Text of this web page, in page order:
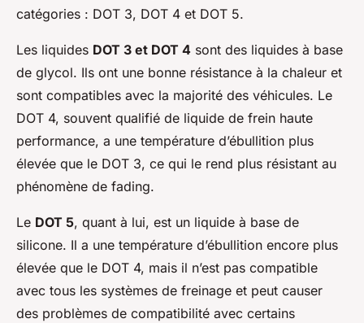
catégories : DOT 3, DOT 4 et DOT 5.
Les liquides DOT 3 et DOT 4 sont des liquides à base
de glycol. Ils ont une bonne résistance à la chaleur et
sont compatibles avec la majorité des véhicules. Le
DOT 4, souvent qualifié de liquide de frein haute
performance, a une température d’ébullition plus
élevée que le DOT 3, ce qui le rend plus résistant au
phénomène de fading.
Le DOT 5, quant à lui, est un liquide à base de
silicone. Il a une température d’ébullition encore plus
élevée que le DOT 4, mais il n’est pas compatible
avec tous les systèmes de freinage et peut causer
des problèmes de compatibilité avec certains